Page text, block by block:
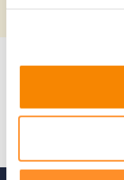
Neem